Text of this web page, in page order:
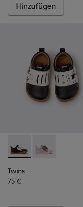
Hinzufügen
Twins - K800714-
Twins -
Twins
75 €